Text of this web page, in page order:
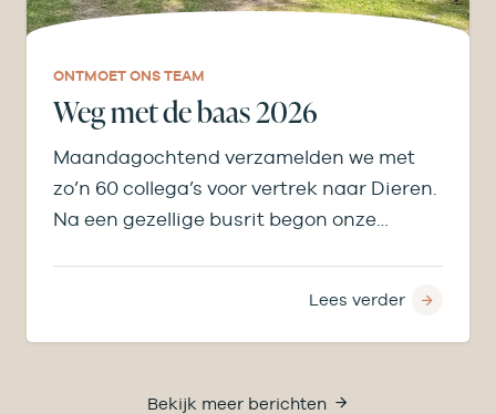
ONTMOET ONS TEAM
Weg met de baas 2026
Maandagochtend verzamelden we met
zo’n 60 collega’s voor vertrek naar Dieren.
Na een gezellige busrit begon onze
Lees verder
Bekijk meer berichten